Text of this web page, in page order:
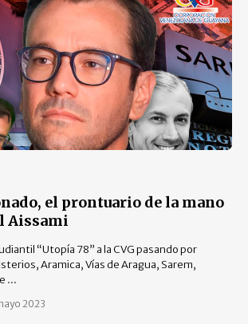
el prontuario de la mano
Aissami
“Utopía 78” a la CVG pasando por
Aramica, Vías de Aragua, Sarem,
...
2023